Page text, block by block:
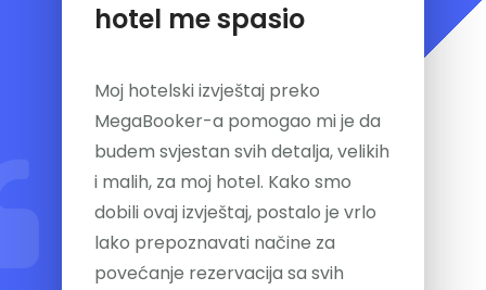
hotel me spasio
Moj hotelski izvještaj preko
MegaBooker-a pomogao mi je da
budem svjestan svih detalja, velikih
i malih, za moj hotel. Kako smo
dobili ovaj izvještaj, postalo je vrlo
lako prepoznavati načine za
povećanje rezervacija sa svih